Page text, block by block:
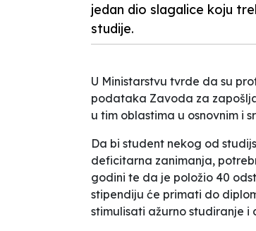
jedan dio slagalice koju
studije.
U Ministarstvu tvrde da su
podataka Zavoda za
u tim oblastima u osnovnim i
Da bi student nekog od
deficitarna zanimanja,
godini te da je položio 40
stipendiju će primati do
stimulisati ažurno studiranje i